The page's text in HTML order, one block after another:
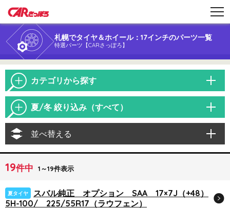
札幌でタイヤ＆ホイール：17インチのパーツ一覧
特選パーツ【CARさっぽろ】
カテゴリから探す
夏/冬 絞り込み（すべて）
並べ替える
19件中 1～19件表示
夏タイヤ
スバル純正 オプション SAA 17×7J（+48）
5H-100/ 225/55R17（ラウフェン）